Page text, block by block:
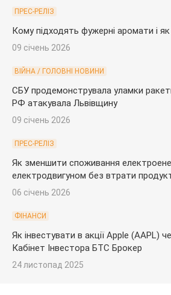
ПРЕС-РЕЛІЗ
Кому підходять фужерні аромати і
09 січень 2026
ВІЙНА / ГОЛОВНІ НОВИНИ
СБУ продемонструвала уламки
РФ атакувала Львівщину
09 січень 2026
ПРЕС-РЕЛІЗ
Як зменшити споживання
електродвигуном без втрати
06 січень 2026
ФІНАНСИ
Як інвестувати в акції Apple (AAPL)
Кабінет Інвестора БТС Брокер
24 листопад 2025